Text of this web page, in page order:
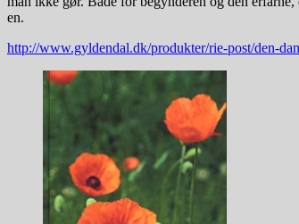
en.
http://www.gyldendal.dk/produkter/rie-post/den-